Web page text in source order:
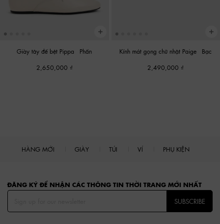
Giày tây đế bệt Pippa
Phấn
2,650,000
Kính mát gọng chữ nhật Paige
Bạc
2,490,000
HÀNG MỚI GIÀY TÚI VÍ PHỤ KIỆN
ĐĂNG KÝ ĐỂ NHẬN CÁC THÔNG TIN THỜI TRANG MỚI NHẤT
SUBSCRIBE